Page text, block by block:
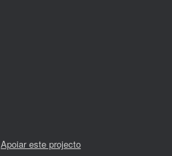
Apoiar este projecto